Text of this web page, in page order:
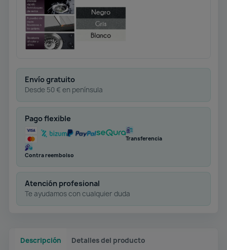
Envío gratuito
Desde 50 € en península
Pago flexible
Transferencia
Contra reembolso
Atención profesional
Te ayudamos con cualquier duda
Descripción Detalles del producto